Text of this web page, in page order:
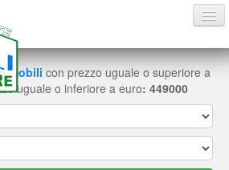
HOME
AFFITTI ESTIVI
con prezzo uguale o superiore a
uguale o inferiore a euro: 449000